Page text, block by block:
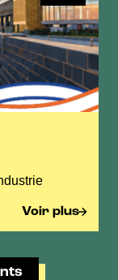
Voir plus